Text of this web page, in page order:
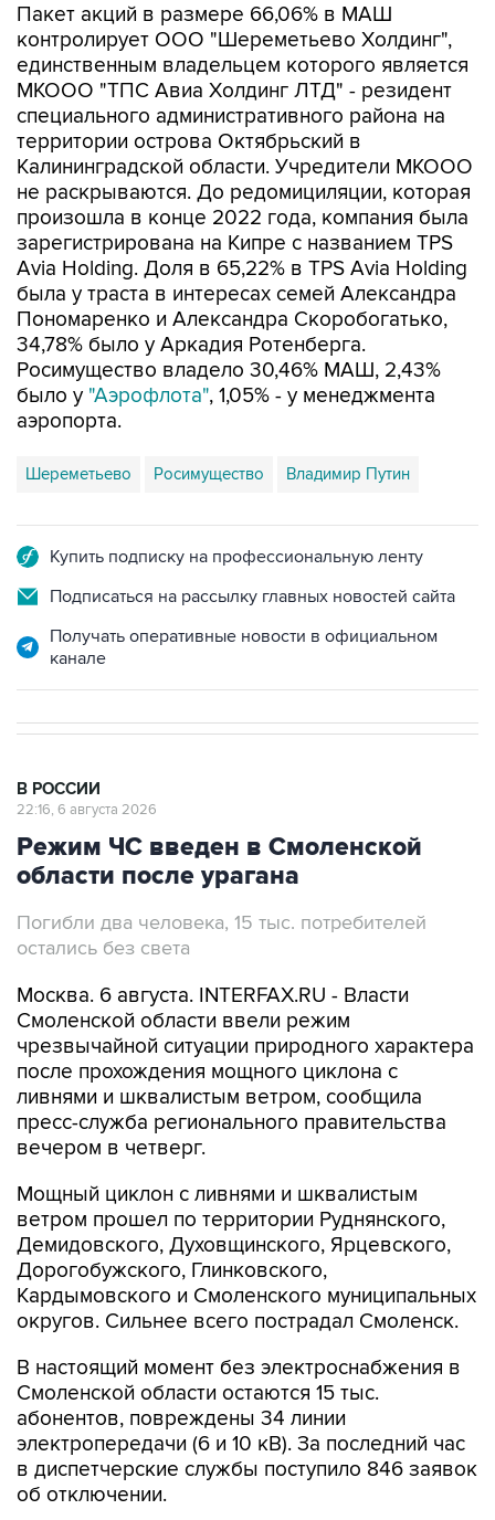
Пакет акций в размере 66,06% в МАШ
контролирует ООО "Шереметьево Холдинг",
единственным владельцем которого является
МКООО "ТПС Авиа Холдинг ЛТД" - резидент
специального административного района на
территории острова Октябрьский в
Калининградской области. Учредители МКООО
не раскрываются. До редомициляции, которая
произошла в конце 2022 года, компания была
зарегистрирована на Кипре с названием TPS
Avia Holding. Доля в 65,22% в TPS Avia Holding
была у траста в интересах семей Александра
Пономаренко и Александра Скоробогатько,
34,78% было у Аркадия Ротенберга.
Росимущество владело 30,46% МАШ, 2,43%
было у "Аэрофлота", 1,05% - у менеджмента
аэропорта.
Шереметьево Росимущество Владимир Путин
Купить подписку на профессиональную ленту
Подписаться на рассылку главных новостей сайта
Получать оперативные новости в официальном
канале
В РОССИИ
22:16, 6 августа 2026
Режим ЧС введен в Смоленской
области после урагана
Погибли два человека, 15 тыс. потребителей
остались без света
Москва. 6 августа. INTERFAX.RU - Власти
Смоленской области ввели режим
чрезвычайной ситуации природного характера
после прохождения мощного циклона с
ливнями и шквалистым ветром, сообщила
пресс-служба регионального правительства
вечером в четверг.
Мощный циклон с ливнями и шквалистым
ветром прошел по территории Руднянского,
Демидовского, Духовщинского, Ярцевского,
Дорогобужского, Глинковского,
Кардымовского и Смоленского муниципальных
округов. Сильнее всего пострадал Смоленск.
В настоящий момент без электроснабжения в
Смоленской области остаются 15 тыс.
абонентов, повреждены 34 линии
электропередачи (6 и 10 кВ). За последний час
в диспетчерские службы поступило 846 заявок
об отключении.